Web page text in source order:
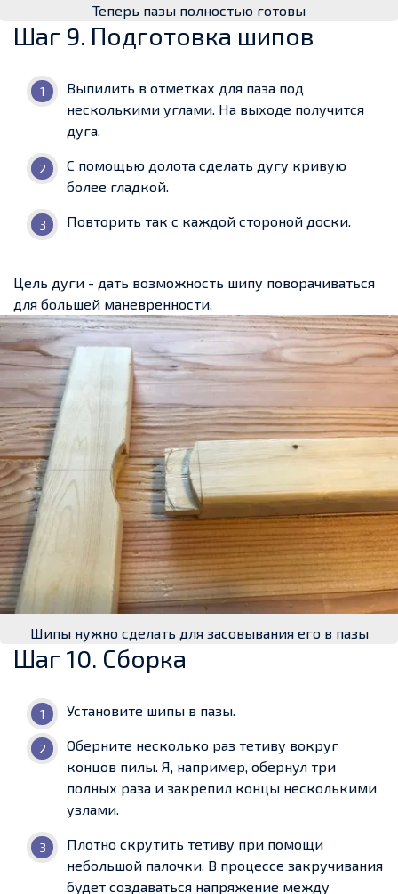
Теперь пазы полностью готовы
Шаг 9. Подготовка шипов
Выпилить в отметках для паза под
несколькими углами. На выходе получится
дуга.
С помощью долота сделать дугу кривую
более гладкой.
Повторить так с каждой стороной доски.
Цель дуги - дать возможность шипу поворачиваться
для большей маневренности.
Шипы нужно сделать для засовывания его в пазы
Шаг 10. Сборка
Установите шипы в пазы.
Оберните несколько раз тетиву вокруг
концов пилы. Я, например, обернул три
полных раза и закрепил концы несколькими
узлами.
Плотно скрутить тетиву при помощи
небольшой палочки. В процессе закручивания
будет создаваться напряжение между